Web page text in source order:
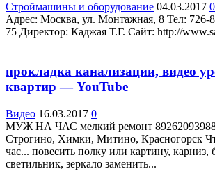
Строймашины и оборудование 04.03.2017 0
Адрес: Москва, ул. Монтажная, 8 Teл: 726-
75 Директор: Каджая Т.Г. Сайт: http://
прокладка канализации, видео
квартир — YouTube
Видео 16.03.2017 0
МУЖ НА ЧАС мелкий ремонт
Строгино, Химки, Митино, Красногорск
час... повесить полку или картину, карниз,
светильник, зеркало заменить...